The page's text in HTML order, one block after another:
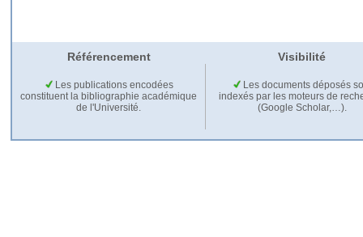
Référencement Visibilité
Les publications encodées
constituent la bibliographie académique
de l'Université.
Les documents déposés
indexés par les moteurs de
(Google Scholar,…).